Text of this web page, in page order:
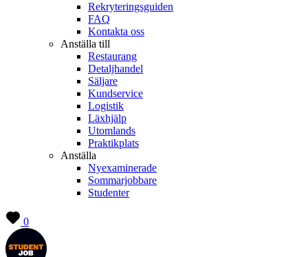
Rekryteringsguiden
FAQ
Kontakta oss
Anställa till
Restaurang
Detaljhandel
Säljare
Kundservice
Logistik
Läxhjälp
Utomlands
Praktikplats
Anställa
Nyexaminerade
Sommarjobbare
Studenter
0